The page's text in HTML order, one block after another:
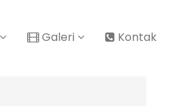
Galeri Kontak